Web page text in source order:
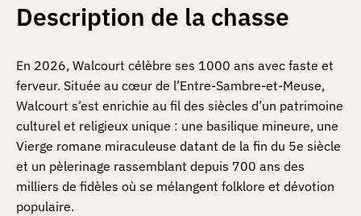
Description de la chasse
En 2026, Walcourt célèbre ses 1000 ans avec faste et
ferveur. Située au cœur de l’Entre-Sambre-et-Meuse,
Walcourt s’est enrichie au fil des siècles d’un patrimoine
culturel et religieux unique : une basilique mineure, une
Vierge romane miraculeuse datant de la fin du 5e siècle
et un pèlerinage rassemblant depuis 700 ans des
milliers de fidèles où se mélangent folklore et dévotion
populaire.